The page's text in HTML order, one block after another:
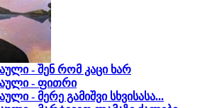
- შენ რომ კაცი ხარ
- ფითრი
- მერე გამიშვი სხვისასა...